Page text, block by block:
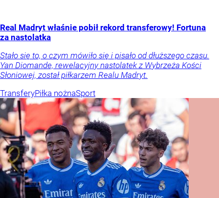
Real Madryt właśnie pobił rekord transferowy! Fortuna
za nastolatka
Stało się to, o czym mówiło się i pisało od dłuższego czasu.
Yan Diomande, rewelacyjny nastolatek z Wybrzeża Kości
Słoniowej, został piłkarzem Realu Madryt.
TransferyPiłka nożnaSport